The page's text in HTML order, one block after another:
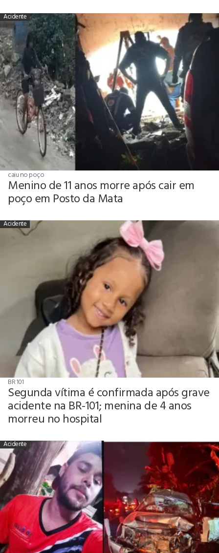
Acidente
caiu no poço
Menino de 11 anos morre após cair em
poço em Posto da Mata
Acidente
BR 101
Segunda vítima é confirmada após grave
acidente na BR-101; menina de 4 anos
morreu no hospital
Acidente